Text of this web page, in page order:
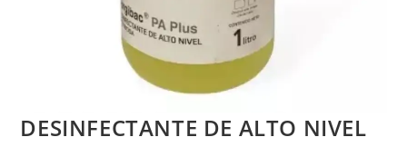
DESINFECTANTE DE ALTO NIVEL